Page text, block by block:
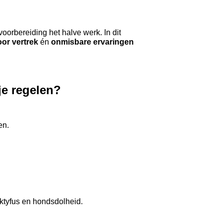
het halve werk. In dit
vertrek én onmisbare ervaringen
regelen?
en hondsdolheid.